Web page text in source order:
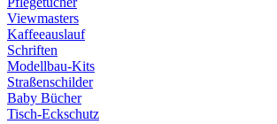
Viewmasters
Kaffeeauslauf
Schriften
Modellbau-Kits
Straßenschilder
Baby Bücher
Tisch-Eckschutz